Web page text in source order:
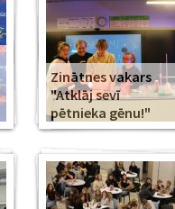
Zinātnes vakars
"Atklāj sevī
pētnieka gēnu!"